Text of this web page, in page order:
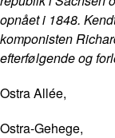
opnået i 1848.
komponisten
efterfølgende og
Ostra Allée,
Ostra-Gehege,